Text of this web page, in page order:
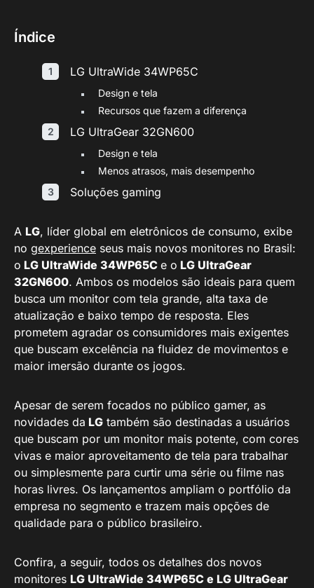
Índice
LG UltraWide 34WP65C
Design e tela
Recursos que fazem a diferença
LG UltraGear 32GN600
Design e tela
Menos atrasos, mais desempenho
Soluções gaming
A LG, líder global em eletrônicos de consumo, exibe
no gexperience seus mais novos monitores no Brasil:
o LG UltraWide 34WP65C e o LG UltraGear
32GN600. Ambos os modelos são ideais para quem
busca um monitor com tela grande, alta taxa de
atualização e baixo tempo de resposta. Eles
prometem agradar os consumidores mais exigentes
que buscam excelência na fluidez de movimentos e
maior imersão durante os jogos.
Apesar de serem focados no público gamer, as
novidades da LG também são destinadas a usuários
que buscam por um monitor mais potente, com cores
vivas e maior aproveitamento de tela para trabalhar
ou simplesmente para curtir uma série ou filme nas
horas livres. Os lançamentos ampliam o portfólio da
empresa no segmento e trazem mais opções de
qualidade para o público brasileiro.
Confira, a seguir, todos os detalhes dos novos
monitores LG UltraWide 34WP65C e LG UltraGear